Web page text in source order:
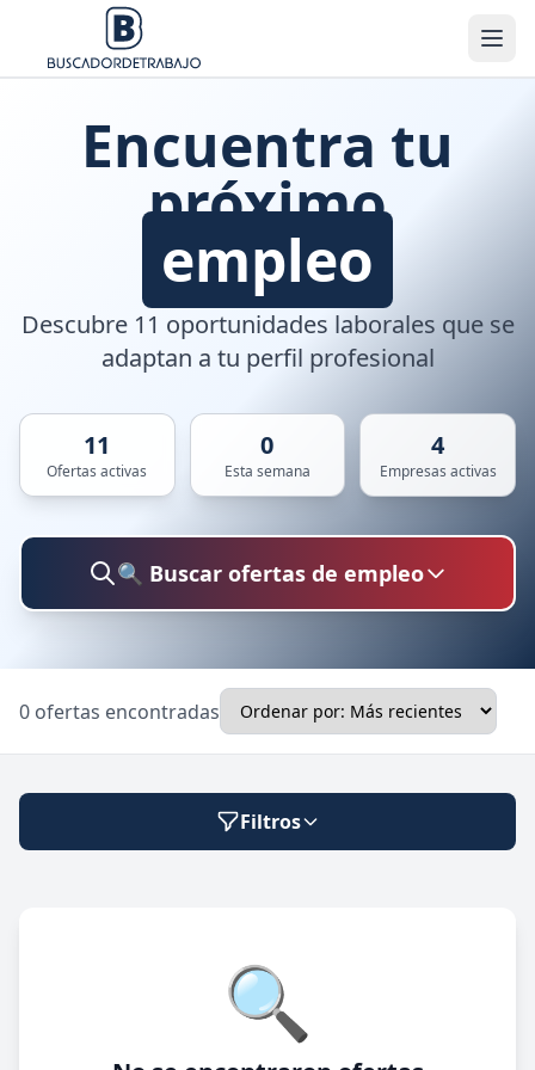
Encuentra tu
próximo
empleo
Descubre 11 oportunidades laborales que se
adaptan a tu perfil profesional
11
Ofertas activas
0
Esta semana
4
Empresas activas
🔍 Buscar ofertas de empleo
Ubicación
🔍 Buscar
0 ofertas encontradas
Filtros
Modalidad de trabajo🔍